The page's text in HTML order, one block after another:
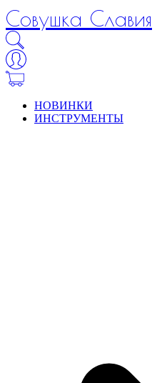
Совушка Славия
НОВИНКИ
ИНСТРУМЕНТЫ